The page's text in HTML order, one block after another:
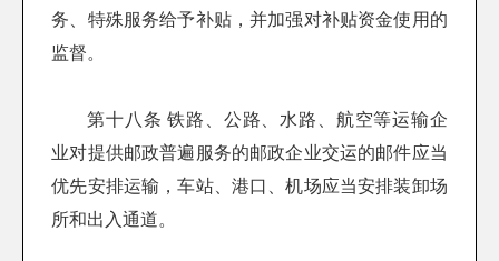
务、特殊服务给予补贴，并加强对补贴资金使用的
监督。
第十八条 铁路、公路、水路、航空等运输企
业对提供邮政普遍服务的邮政企业交运的邮件应当
优先安排运输，车站、港口、机场应当安排装卸场
所和出入通道。